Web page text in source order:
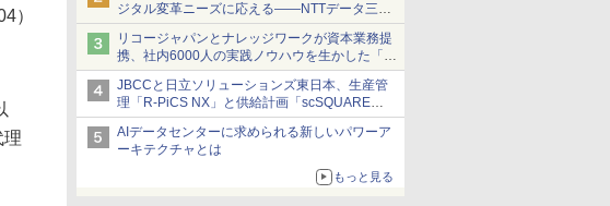
ジタル変革ニーズに応える――NTTデータ三鷹
データセンターEAST
リコージャパンとナレッジワークが資本業務提
携、社内6000人の実践ノウハウを生かした「AI
商談記録 for RICOH」を展開へ
JBCCと日立ソリューションズ東日本、生産管
理「R-PiCS NX」と供給計画「scSQUARE
ISP」の連携サービスを提供開始
AIデータセンターに求められる新しいパワーア
ーキテクチャとは
もっと見る
）
理